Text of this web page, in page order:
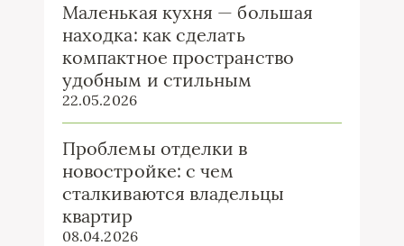
Маленькая кухня — большая
находка: как сделать
компактное пространство
удобным и стильным
22.05.2026
Проблемы отделки в
новостройке: с чем
сталкиваются владельцы
квартир
08.04.2026